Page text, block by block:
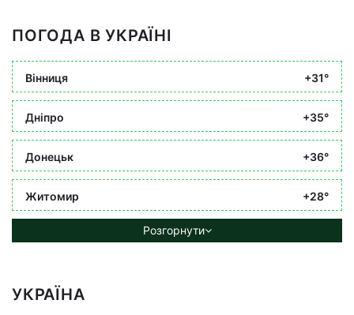
ПОГОДА В УКРАЇНІ
Вінниця +31°
Дніпро +35°
Донецьк +36°
Житомир +28°
Розгорнути
УКРАЇНА